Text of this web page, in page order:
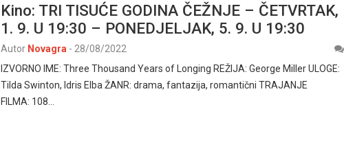
Kino: TRI TISUĆE GODINA ČEŽNJE – ČETVRTAK,
1. 9. U 19:30 – PONEDJELJAK, 5. 9. U 19:30
Autor Novagra - 28/08/2022
IZVORNO IME: Three Thousand Years of Longing REŽIJA: George Miller ULOGE:
Tilda Swinton, Idris Elba ŽANR: drama, fantazija, romantični TRAJANJE
FILMA: 108…